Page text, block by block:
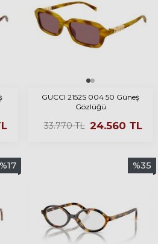
GUCCI 2152S 004 50 Güneş
Gözlüğü
33.770TL 24.560 TL
%17 %35